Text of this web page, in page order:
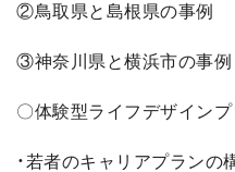
②鳥取県と島根県の事例
③神奈川県と横浜市の事例
〇体験型ライフデザインプ
・若者のキャリアプランの